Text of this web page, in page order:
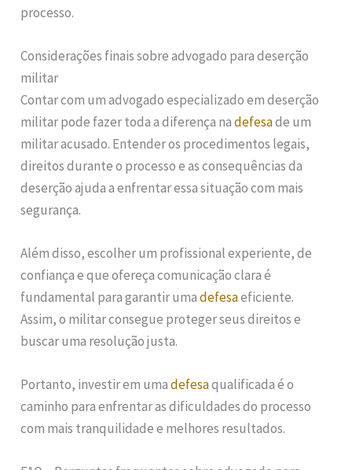
processo.
Considerações finais sobre advogado para deserção
militar
Contar com um advogado especializado em deserção
militar pode fazer toda a diferença nadefesade um
militar acusado. Entender os procedimentos legais,
direitos durante o processo e as consequências da
deserção ajuda a enfrentar essa situação com mais
segurança.
Além disso, escolher um profissional experiente, de
confiança e que ofereça comunicação clara é
fundamental para garantir umadefesaeficiente.
Assim, o militar consegue proteger seus direitos e
buscar uma resolução justa.
Portanto, investir em umadefesaqualificada é o
caminho para enfrentar as dificuldades do processo
com mais tranquilidade e melhores resultados.